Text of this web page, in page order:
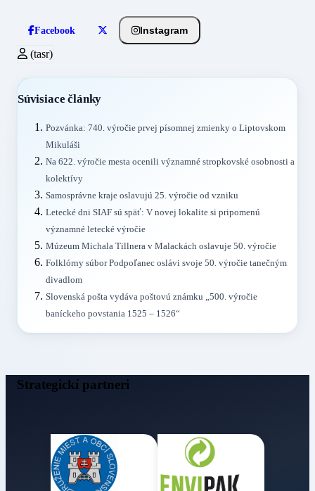
Facebook Instagram
(tasr)
Súvisiace články
Pozvánka: 740. výročie prvej písomnej zmienky o Liptovskom
Mikuláši
Na 622. výročie mesta ocenili významné stropkovské osobnosti a
kolektívy
Samosprávne kraje oslavujú 25. výročie od vzniku
Letecké dni SIAF sú späť: V novej lokalite si pripomenú
významné letecké výročie
Múzeum Michala Tillnera v Malackách oslavuje 50. výročie
Folklórny súbor Podpoľanec oslávi svoje 50. výročie tanečným
divadlom
Slovenská pošta vydáva poštovú známku „500. výročie
baníckeho povstania 1525 – 1526“
Strategickí partneri